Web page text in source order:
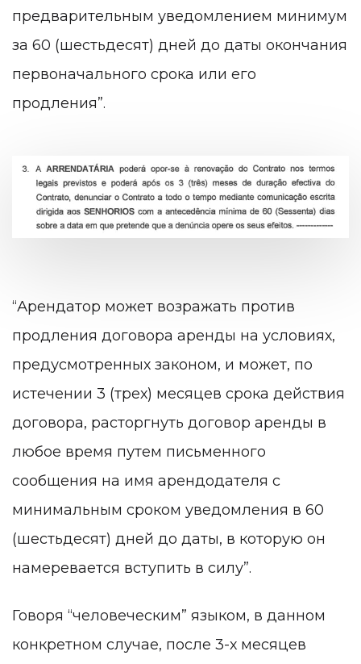
предварительным уведомлением минимум
за 60 (шестьдесят) дней до даты окончания
первоначального срока или его
продления”.
“Арендатор может возражать против
продления договора аренды на условиях,
предусмотренных законом, и может, по
истечении 3 (трех) месяцев срока действия
договора, расторгнуть договор аренды в
любое время путем письменного
сообщения на имя арендодателя с
минимальным сроком уведомления в 60
(шестьдесят) дней до даты, в которую он
намеревается вступить в силу”.
Говоря “человеческим” языком, в данном
конкретном случае, после 3-х месяцев